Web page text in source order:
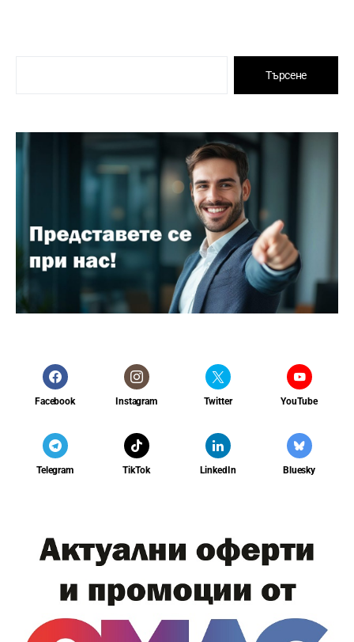
Търсене
Facebook Instagram Twitter YouTube
Telegram TikTok LinkedIn Bluesky